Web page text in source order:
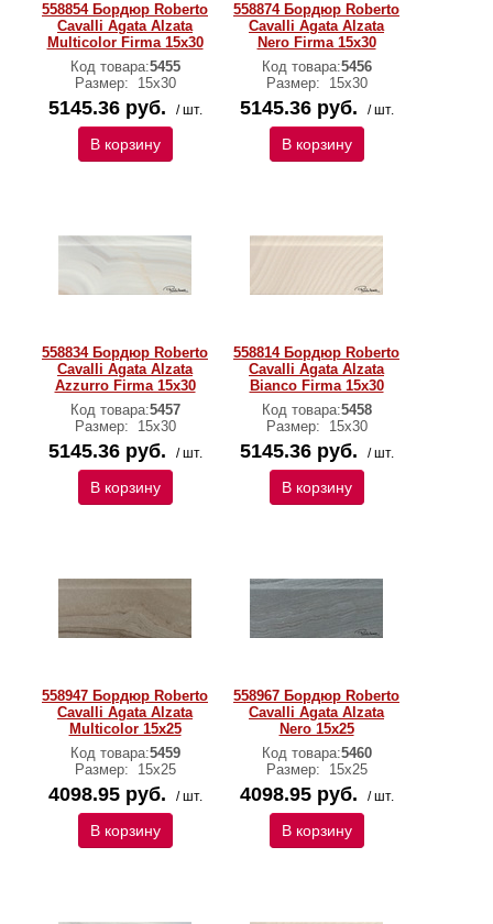
558854 Бордюр Roberto
Cavalli Agata Alzata
Multicolor Firma 15x30
Код товара:5455
Размер:
15х30
5145.36 руб. / шт.
В корзину
558874 Бордюр Roberto
Cavalli Agata Alzata
Nero Firma 15x30
Код товара:5456
Размер:
15х30
5145.36 руб. / шт.
В корзину
558834 Бордюр Roberto
Cavalli Agata Alzata
Azzurro Firma 15x30
Код товара:5457
Размер:
15х30
5145.36 руб. / шт.
В корзину
558814 Бордюр Roberto
Cavalli Agata Alzata
Bianco Firma 15x30
Код товара:5458
Размер:
15х30
5145.36 руб. / шт.
В корзину
558947 Бордюр Roberto
Cavalli Agata Alzata
Multicolor 15x25
Код товара:5459
Размер:
15х25
4098.95 руб. / шт.
В корзину
558967 Бордюр Roberto
Cavalli Agata Alzata
Nero 15x25
Код товара:5460
Размер:
15х25
4098.95 руб. / шт.
В корзину